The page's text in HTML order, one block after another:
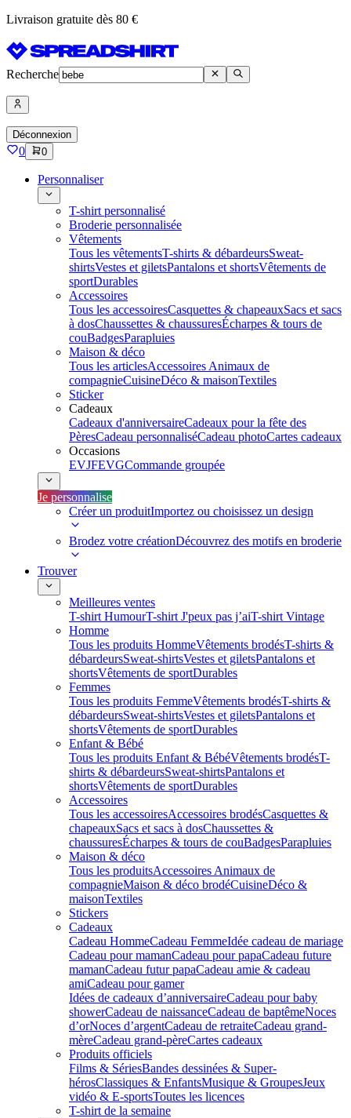
Livraison gratuite dès 80 €
Recherche
Déconnexion
0 0
Personnaliser
T-shirt personnalisé
Broderie personnalisée
Vêtements
Tous les vêtementsT-shirts & débardeursSweat-
shirtsVestes et giletsPantalons et shortsVêtements de
sportDurables
Accessoires
Tous les accessoiresCasquettes & chapeauxSacs et sacs
à dosChaussettes & chaussuresÉcharpes & tours de
couBadgesParapluies
Maison & déco
Tous les articlesAccessoires Animaux de
compagnieCuisineDéco & maisonTextiles
Sticker
Cadeaux
Cadeaux d'anniversaireCadeaux pour la fête des
PèresCadeau personnaliséCadeau photoCartes cadeaux
Occasions
EVJFEVGCommande groupée
Je personnalise
Créer un produitImportez ou choisissez un design
Brodez votre créationDécouvrez des motifs en broderie
Trouver
Meilleures ventes
T-shirt HumourT-shirt J'peux pas j’aiT-shirt Vintage
Homme
Tous les produits HommeVêtements brodésT-shirts &
débardeursSweat-shirtsVestes et giletsPantalons et
shortsVêtements de sportDurables
Femmes
Tous les produits FemmeVêtements brodésT-shirts &
débardeursSweat-shirtsVestes et giletsPantalons et
shortsVêtements de sportDurables
Enfant & Bébé
Tous les produits Enfant & BébéVêtements brodésT-
shirts & débardeursSweat-shirtsPantalons et
shortsVêtements de sportDurables
Accessoires
Tous les accessoiresAccessoires brodésCasquettes &
chapeauxSacs et sacs à dosChaussettes &
chaussuresÉcharpes & tours de couBadgesParapluies
Maison & déco
Tous les produitsAccessoires Animaux de
compagnieMaison & déco brodéCuisineDéco &
maisonTextiles
Stickers
Cadeaux
Cadeau HommeCadeau FemmeIdée cadeau de mariage​
Cadeau pour mamanCadeau pour papaCadeau future
mamanCadeau futur papaCadeau amie & cadeau
amiCadeau pour gamer
Idées de cadeaux d’anniversaireCadeau pour baby
showerCadeau de naissanceCadeau de baptêmeNoces
d’orNoces d’argentCadeau de retraiteCadeau grand-
mèreCadeau grand-pèreCartes cadeaux
Produits officiels
Films & SériesBandes dessinées & Super-
hérosClassiques & EnfantsMusique & GroupesJeux
vidéo & E-sportsToutes les licences
T-shirt de la semaine